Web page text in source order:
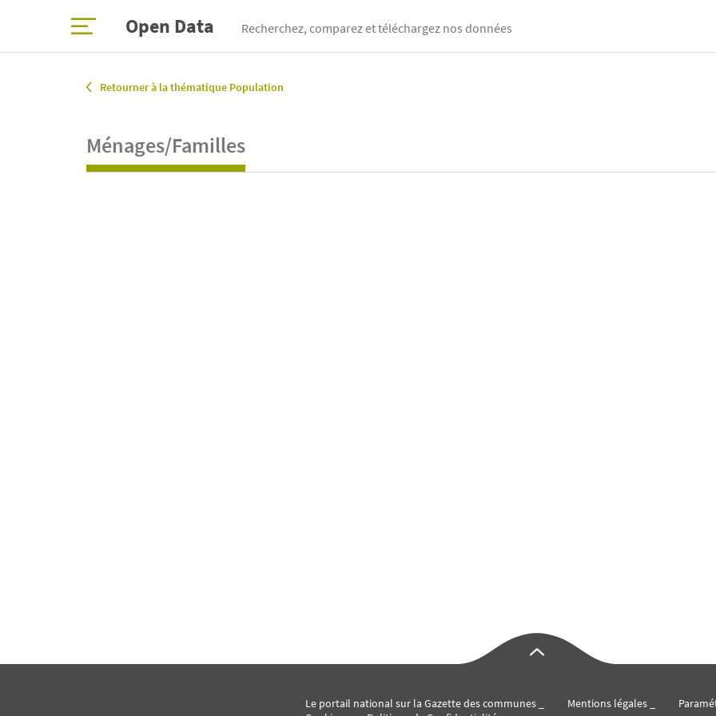
Open Data Recherchez, comparez et téléchargez nos données
Retourner à la thématique Population
Ménages/Familles
Le portail national sur la Gazette des communes Mentions légales